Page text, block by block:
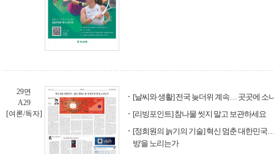
29면
A29
[여론/독자]
[날씨와 생활] 전국 늦더위 계속… 곳곳에 소
[리빙포인트] 참나물 씻지 말고 보관하세요
[정희원의 늙기의 기술] 혁신 멈춘 대한민국
방'을 노리는가